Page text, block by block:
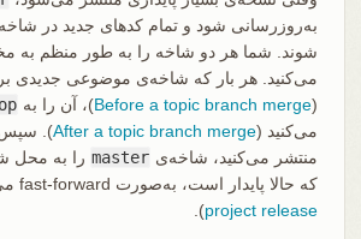
به‌روزرسانی شود و تمام کدهای جدید در
شوند. شما هر دو شاخه را به طور منظم به
می‌کنید. هر بار که شاخه‌ی موضوعی جدیدی
(
Before a topic branch merge)، آن را به
می‌کنید (After a topic branch merge
).
منتشر می‌کنید، شاخه‌ی master را به محل
که حالا پایدار است، به‌صورت fast-forward می‌برید (
project release
).